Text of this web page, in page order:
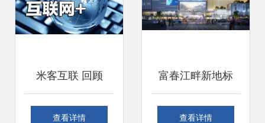
米客互联 回顾
2018餐饮业的阵
查看详情
富春江畔新地标
221米高塔楼与科
查看详情